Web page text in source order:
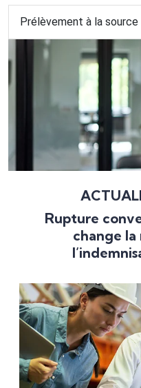
Prélèvement à la source
Rupture
change